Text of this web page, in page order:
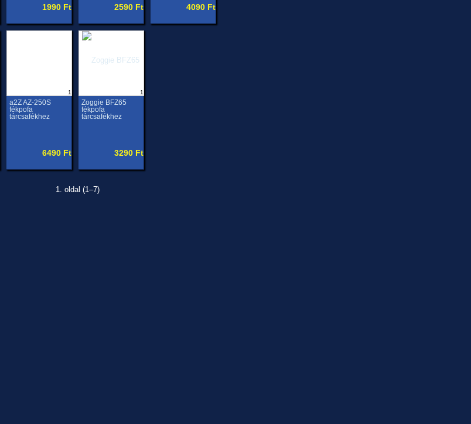
1990 Ft 2590 Ft 4090 Ft
1
a2Z AZ-250S
fékpofa
tárcsafékhez
6490 Ft
1
Zoggie BFZ65
fékpofa
tárcsafékhez
3290 Ft
1. oldal (1–7)